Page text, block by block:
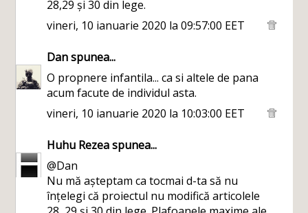
28,29 și 30 din lege.
vineri, 10 ianuarie 2020 la 09:57:00 EET
Danspunea...
O propnere infantila... ca si altele de pana
acum facute de individul asta.
vineri, 10 ianuarie 2020 la 10:03:00 EET
Huhu Rezeaspunea...
@Dan
Nu mă așteptam ca tocmai d-ta să nu
înțelegi că proiectul nu modifică articolele